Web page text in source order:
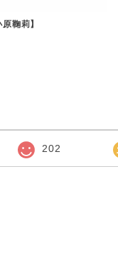
鞠莉】
202